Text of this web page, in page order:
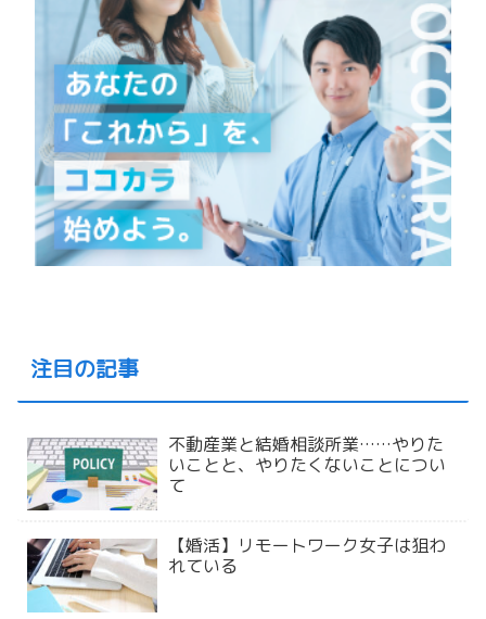
注目の記事
不動産業と結婚相談所業……やりた
いことと、やりたくないことについ
て
【婚活】リモートワーク女子は狙わ
れている